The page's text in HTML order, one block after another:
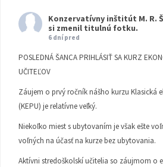
Konzervatívny inštitút M. R.
si zmenil titulnú fotku.
6 dní pred
POSLEDNÁ ŠANCA PRIHLÁSIŤ SA KURZ
UČITEĽOV
Záujem o prvý ročník nášho kurzu Klasická
(KEPU) je relatívne veľký.
Niekoľko miest s ubytovaním je však ešte
voľných na účasť na kurze bez ubytovania.
Aktívni stredoškolskí učitelia so záujmom o